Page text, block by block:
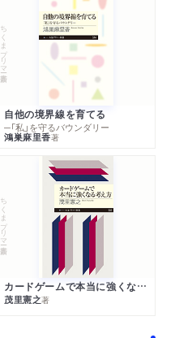
ちくまプリマー新書
自他の境界線を育てる
─「私」を守るバウンダリー
鴻巣麻里香著
ちくまプリマー新書
カードゲームで本当に強くなる考え方
茂里憲之著